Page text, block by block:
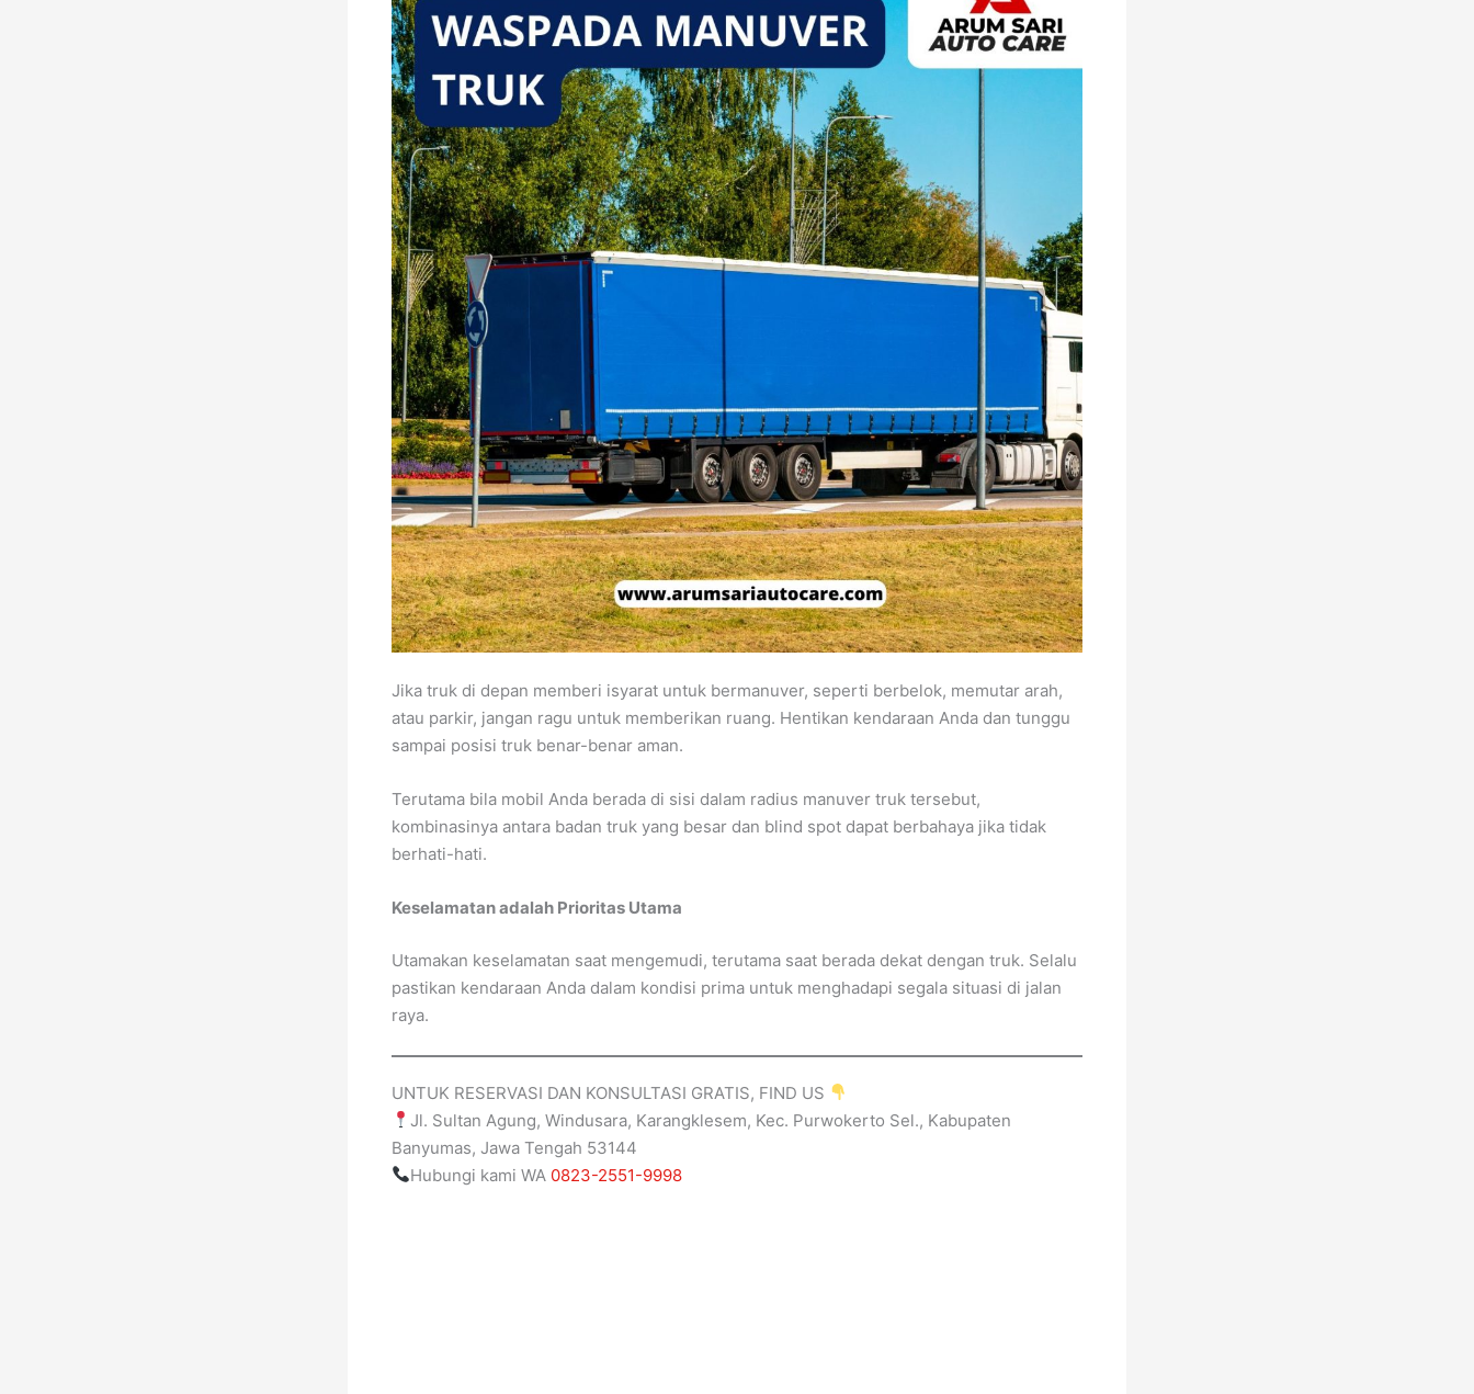
Jika truk di depan memberi isyarat untuk bermanuver, seperti berbelok, memutar arah,
atau parkir, jangan ragu untuk memberikan ruang. Hentikan kendaraan Anda dan tunggu
sampai posisi truk benar-benar aman.
Terutama bila mobil Anda berada di sisi dalam radius manuver truk tersebut,
kombinasinya antara badan truk yang besar dan blind spot dapat berbahaya jika tidak
berhati-hati.
Keselamatan adalah Prioritas Utama
Utamakan keselamatan saat mengemudi, terutama saat berada dekat dengan truk. Selalu
pastikan kendaraan Anda dalam kondisi prima untuk menghadapi segala situasi di jalan
raya.
UNTUK RESERVASI DAN KONSULTASI GRATIS, FIND US
Jl. Sultan Agung, Windusara, Karangklesem, Kec. Purwokerto Sel., Kabupaten
Banyumas, Jawa Tengah 53144
Hubungi kami WA 0823-2551-9998